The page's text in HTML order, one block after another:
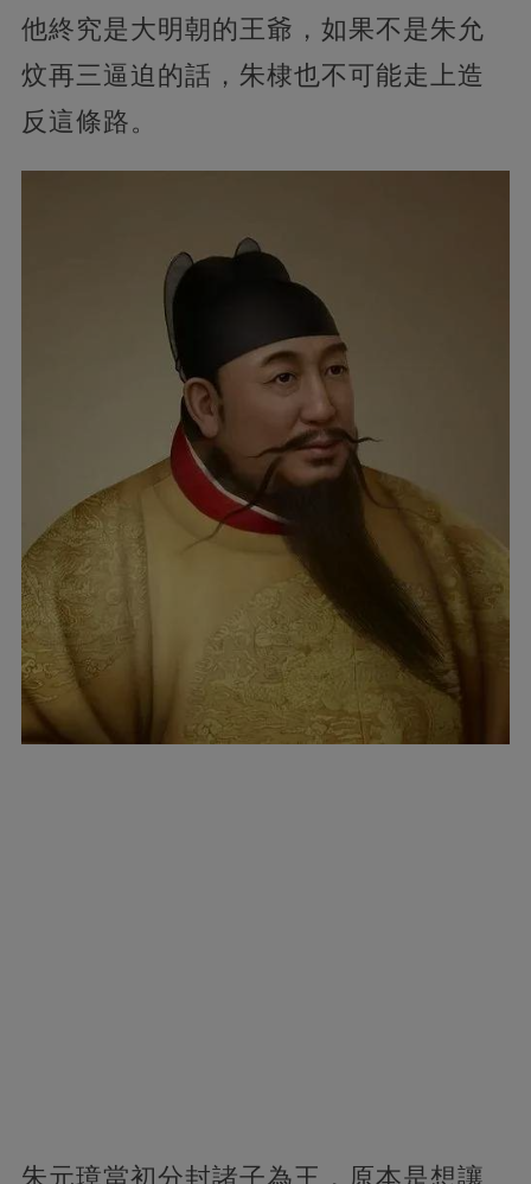
他終究是大明朝的王爺，如果不是朱允
炆再三逼迫的話，朱棣也不可能走上造
反這條路。
朱元璋當初分封諸子為王，原本是想讓